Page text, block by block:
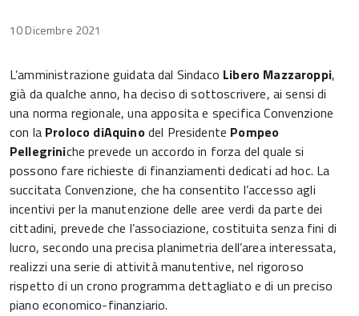
10 Dicembre 2021
L’amministrazione guidata dal Sindaco Libero Mazzaroppi,
già da qualche anno, ha deciso di sottoscrivere, ai sensi di
una norma regionale, una apposita e specifica Convenzione
con la Proloco diAquinodel Presidente Pompeo
Pellegriniche prevede un accordo in forza del quale si
possono fare richieste di finanziamenti dedicati ad hoc. La
succitata Convenzione, che ha consentito l’accesso agli
incentivi per la manutenzione delle aree verdi da parte dei
cittadini, prevede che l’associazione, costituita senza fini di
lucro, secondo una precisa planimetria dell’area interessata,
realizzi una serie di attività manutentive, nel rigoroso
rispetto di un crono programma dettagliato e di un preciso
piano economico-finanziario.